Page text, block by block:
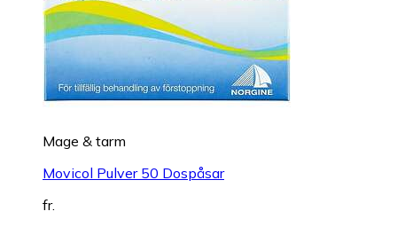
Mage & tarm
Movicol Pulver 50 Dospåsar
fr.